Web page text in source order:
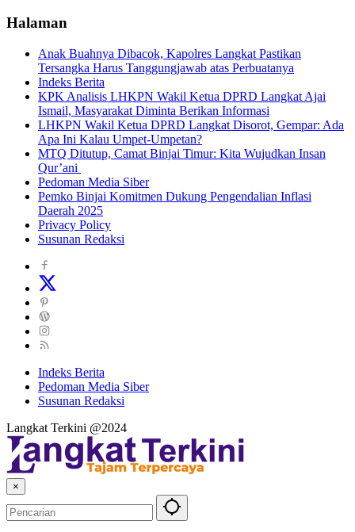
Halaman
Anak Buahnya Dibacok, Kapolres Langkat Pastikan
Tersangka Harus Tanggungjawab atas Perbuatanya
Indeks Berita
KPK Analisis LHKPN Wakil Ketua DPRD Langkat Ajai
Ismail, Masyarakat Diminta Berikan Informasi
LHKPN Wakil Ketua DPRD Langkat Disorot, Gempar: Ada
Apa Ini Kalau Umpet-Umpetan?
MTQ Ditutup, Camat Binjai Timur: Kita Wujudkan Insan
Qur’ani
Pedoman Media Siber
Pemko Binjai Komitmen Dukung Pengendalian Inflasi
Daerah 2025
Privacy Policy
Susunan Redaksi
Indeks Berita
Pedoman Media Siber
Susunan Redaksi
Langkat Terkini @2024
×